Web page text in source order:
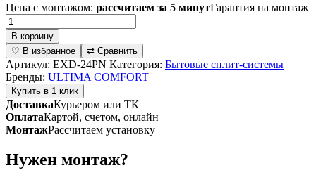
Цена с монтажом: рассчитаем за 5 минутГарантия на монтаж
Количество
товара
Классическая
сплит-
система
серии
EXCEED
EXD-
24PN
(комплект)
В корзину
♡ В избранное
⇄ Сравнить
Артикул: EXD-24PN Категория: Бытовые сплит-системы
Бренды: ULTIMA COMFORT
Купить в 1 клик
ДоставкаКурьером или ТК
ОплатаКартой, счетом, онлайн
МонтажРассчитаем установку
Нужен монтаж?